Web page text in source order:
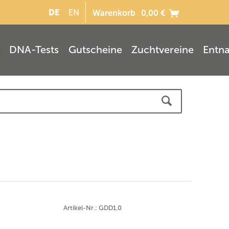
DE EN Warenkorb 0,00 €
DNA-Tests Gutscheine Zuchtvereine
Artikel-Nr.: GDD1.0